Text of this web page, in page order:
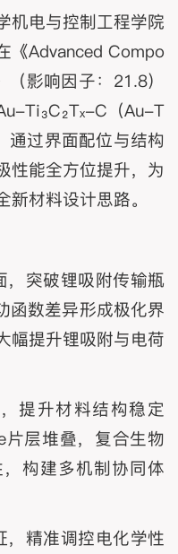
机电与控制工程学院
《Advanced Compo
影响因子：21.8）
Ti₃C₂Tₓ-C（Au-T
通过界面配位与结构
性能全方位提升，为
材料设计思路。
，突破锂吸附传输瓶
函数差异形成极化界
幅提升锂吸附与电荷
提升材料结构稳定
片层堆叠，复合生物
构建多机制协同体
，精准调控电化学性